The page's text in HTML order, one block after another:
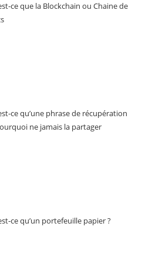
ce que la Blockchain ou Chaine de
ce qu’une phrase de récupération
ne jamais la partager
ce qu’un portefeuille papier ?